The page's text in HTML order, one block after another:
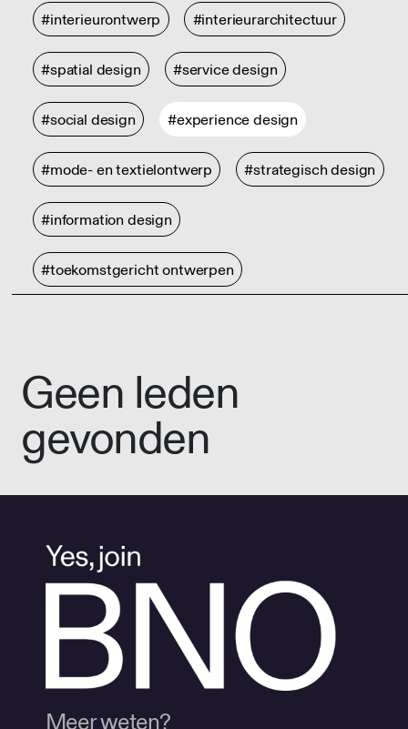
#interieurontwerp #interieurarchitectuur
#spatial design #service design
#social design #experience design
#mode- en textielontwerp #strategisch design
#information design
#toekomstgericht ontwerpen
Geen leden
gevonden
Meer weten?